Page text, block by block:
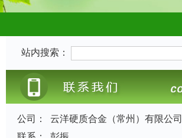
站内搜索：
公司：
云洋硬质合金（常州）有限公司